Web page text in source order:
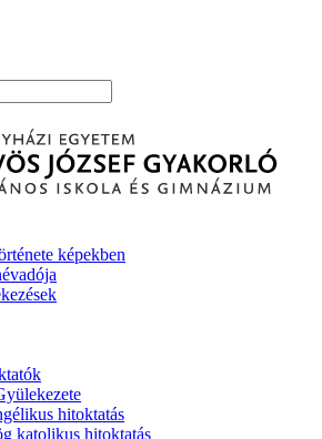
képekben
hitoktatás
katolikus hitoktatás